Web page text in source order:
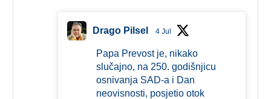
Drago Pilsel 4 Jul
Papa Prevost je, nikako
slučajno, na 250. godišnjicu
osnivanja SAD-a i Dan
neovisnosti, posjetio otok